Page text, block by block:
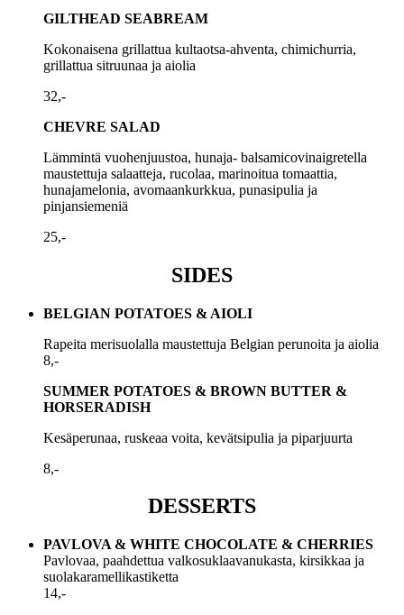
GILTHEAD SEABREAM
Kokonaisena grillattua kultaotsa-ahventa, chimichurria,
grillattua sitruunaa ja aiolia
32,-
CHEVRE SALAD
Lämmintä vuohenjuustoa, hunaja- balsamicovinaigretella
maustettuja salaatteja, rucolaa, marinoitua tomaattia,
hunajamelonia, avomaankurkkua, punasipulia ja
pinjansiemeniä
25,-
SIDES
BELGIAN POTATOES & AIOLI
Rapeita merisuolalla maustettuja Belgian perunoita ja aiolia
8,-
SUMMER POTATOES & BROWN BUTTER &
HORSERADISH
Kesäperunaa, ruskeaa voita, kevätsipulia ja piparjuurta
8,-
DESSERTS
PAVLOVA & WHITE CHOCOLATE & CHERRIES
Pavlovaa, paahdettua valkosuklaavanukasta, kirsikkaa ja
suolakaramellikastiketta
14,-